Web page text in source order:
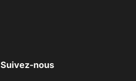
Suivez-nous